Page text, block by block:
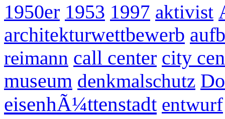
1950er 1953 1997 aktivist
architekturwettbewerb
reimann call center city
museum denkmalschutz
eisenhÃ¼ttenstadt entwurf